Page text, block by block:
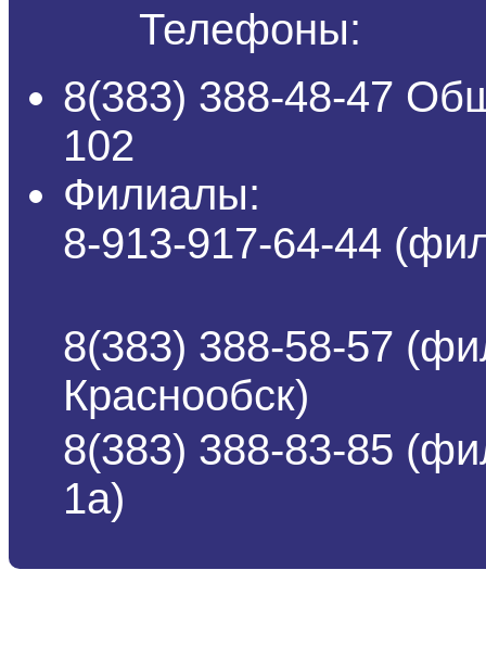
Телефоны:
8(383) 388-48-47
102
Филиалы:
8-913-917-64-44
8(383) 388-58-57
Краснообск)
8(383) 388-83-85
1а)